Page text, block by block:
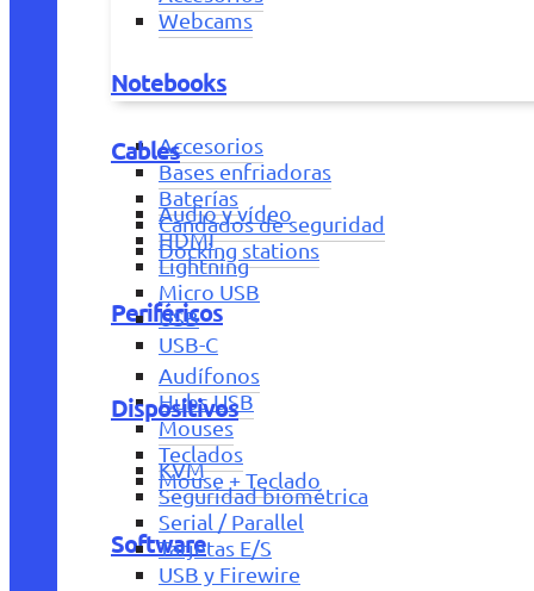
Webcams
Notebooks
Accesorios
Bases enfriadoras
Baterías
Candados de seguridad
Docking stations
Periféricos
Audífonos
Hubs USB
Mouses
Teclados
Mouse + Teclado
Software
Cables
Audio y vídeo
HDMI
Lightning
Micro USB
USB
USB-C
Dispositivos
KVM
Seguridad biométrica
Serial / Parallel
Tarjetas E/S
USB y Firewire